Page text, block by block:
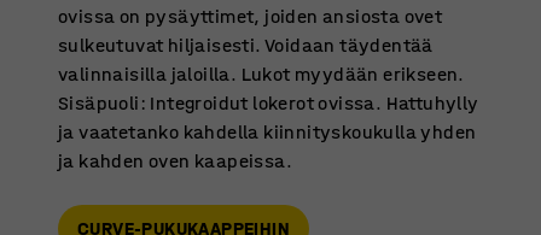
ovissa on pysäyttimet, joiden ansiosta ovet
sulkeutuvat hiljaisesti. Voidaan täydentää
valinnaisilla jaloilla. Lukot myydään erikseen.
Sisäpuoli: Integroidut lokerot ovissa. Hattuhylly
ja vaatetanko kahdella kiinnityskoukulla yhden
ja kahden oven kaapeissa.
CURVE-PUKUKAAPPEIHIN